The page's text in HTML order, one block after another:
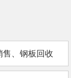
售、钢板回收